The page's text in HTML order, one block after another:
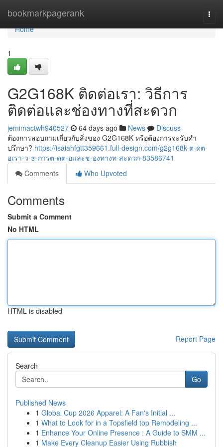
bookmarkpagerank
Home
Home
1
G2G168K ติดต่อเรา: วิธีการ
ติดต่อและช่องทางที่สะดวก
jemimactwh940527 64 days ago News
Discuss
ต้องการสอบถามเกี่ยวกับสิ่งของ G2G168K หรือต้องการจะรับคำ
ปรึกษา? https://isaiahfgtt359661.full-design.com/g2g168k-ต-ดต-
อเรา-ว-ธ-การต-ดต-อและช-องทางท-สะดวก-83586741
Comments
Who Upvoted
Comments
Submit a Comment
No HTML
HTML is disabled
Report Page
Search
Go
Published News
1 Global Cup 2026 Apparel: A Fan's Initial ...
1 What to Look for in a Topsfield top Remodeling ...
1 Enhance Your Online Presence : A Guide to SMM ...
1 Make Every Cleanup Easier Using Rubbish